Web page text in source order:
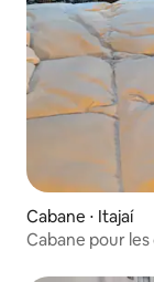
Cabane ⋅ Itajaí
Cabane pour